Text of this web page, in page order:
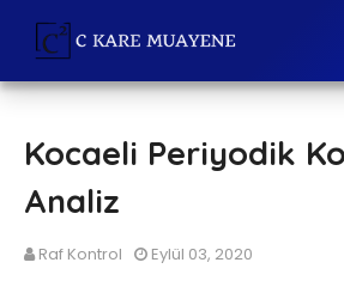
Kocaeli Periyodik
Analiz
Raf Kontrol Eylül 03, 2020